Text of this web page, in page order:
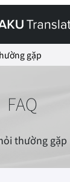
gặp
FAQ
thường gặp